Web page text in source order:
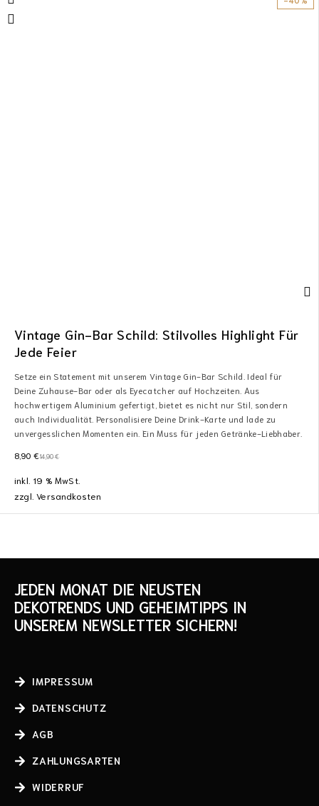
Vintage Gin-Bar Schild: Stilvolles Highlight Für
Jede Feier
Setze ein Statement mit unserem Vintage Gin-Bar Schild. Ideal für
Deine Zuhause-Bar oder als Eyecatcher auf Hochzeiten. Aus
hochwertigem Aluminium gefertigt, bietet es nicht nur Stil, sondern
auch Individualität. Personalisiere Deine Drink-Karte und lade zu
unvergesslichen Momenten ein. Ein Muss für jeden Getränke-Liebhaber.
14,90€
8,90 €
inkl. 19 % MwSt.
zzgl.Versandkosten
JEDEN MONAT DIE NEUSTEN
DEKOTRENDS UND GEHEIMTIPPS IN
UNSEREM NEWSLETTER SICHERN!
IMPRESSUM
DATENSCHUTZ
AGB
ZAHLUNGSARTEN
WIDERRUF